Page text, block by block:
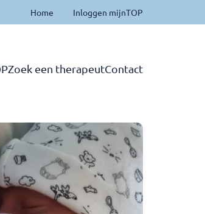
Home Inloggen mijnTOP
Zoek een therapeutContact